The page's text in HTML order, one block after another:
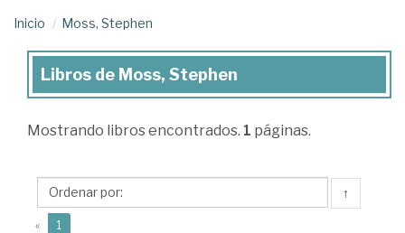
Inicio Moss, Stephen
Libros
Moss,
Libros de Moss, Stephen
Mostrando libros encontrados. 1 páginas.
↑
« 1